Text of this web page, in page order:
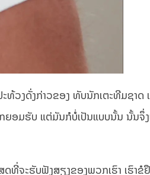
ທ້ວງດັ່ງກ່າວຂອງ ທັບນັກເຕະທີມຊາດ
ມຮັບ ແຕ່ມັນກໍບໍ່ເປັນແບບນັ້ນ ນັ້ນຈຶ່ງ
ດທີ່ຈະຮັບຟັງສຽງຂອງພວກເຮົາ ເຮົ